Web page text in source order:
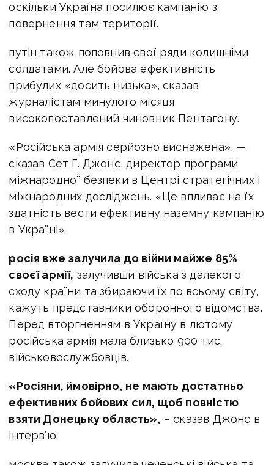
оскільки Україна посилює кампанію з
повернення там території.
путін також поповнив свої ряди колишніми
солдатами. Але бойова ефективність
прибулих «досить низька», сказав
журналістам минулого місяця
високопоставлений чиновник Пентагону.
«Російська армія серйозно виснажена», —
сказав Сет Г. Джонс, директор програми
міжнародної безпеки в Центрі стратегічних і
міжнародних досліджень. «Це впливає на їх
здатність вести ефективну наземну кампанію
в Україні».
росія вже залучила до війни майже 85%
своєї армії, залучивши війська з далекого
сходу країни та збираючи їх по всьому світу,
кажуть представники оборонного відомства.
Перед вторгненням в Україну в лютому
російська армія мала близько 900 тис.
військовослужбовців.
«Росіяни, ймовірно, не мають достатньо
ефективних бойових сил, щоб повністю
взяти Донецьку область», – сказав Джонс в
інтерв’ю.